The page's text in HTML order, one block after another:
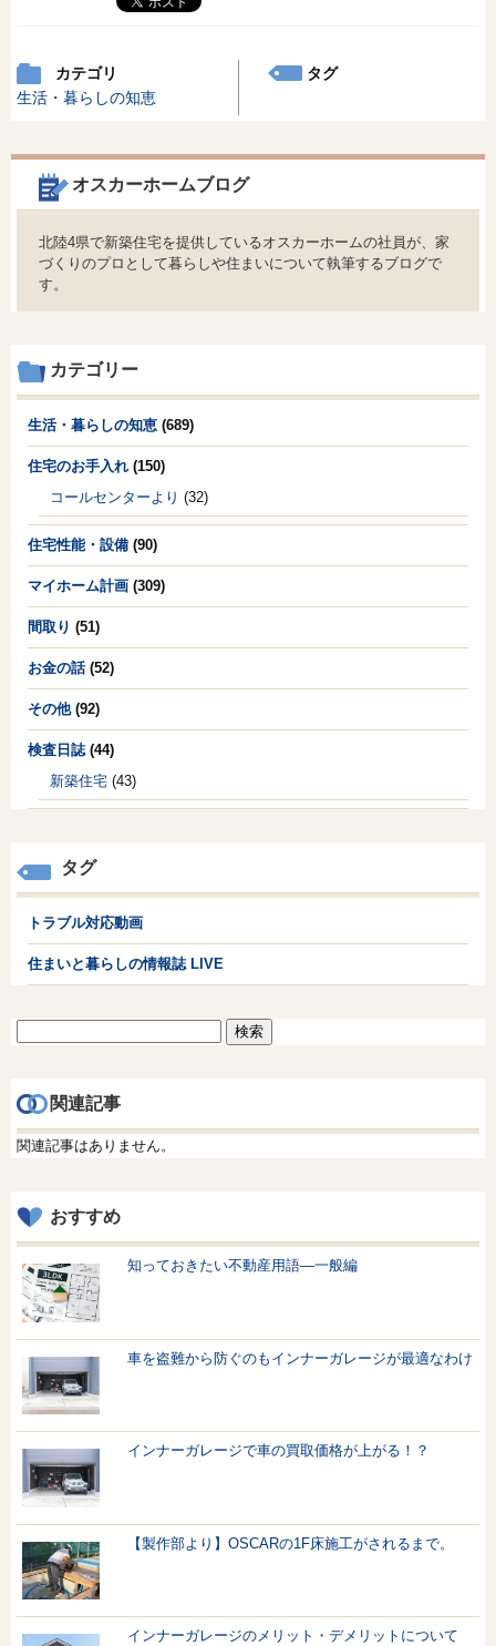
カテゴリ
生活・暮らしの知恵
タグ
オスカーホームブログ
北陸4県で新築住宅を提供しているオスカーホームの社員が、家
づくりのプロとして暮らしや住まいについて執筆するブログで
す。
カテゴリー
生活・暮らしの知恵 (689)
住宅のお手入れ (150)
コールセンターより (32)
住宅性能・設備 (90)
マイホーム計画 (309)
間取り (51)
お金の話(52)
その他(92)
検査日誌 (44)
新築住宅 (43)
タグ
トラブル対応動画
住まいと暮らしの情報誌 LIVE
関連記事
関連記事はありません。
おすすめ
知っておきたい不動産用語—一般編
車を盗難から防ぐのもインナーガレージが最適なわけ
インナーガレージで車の買取価格が上がる！？
【製作部より】OSCARの1F床施工がされるまで。
インナーガレージのメリット・デメリットについて